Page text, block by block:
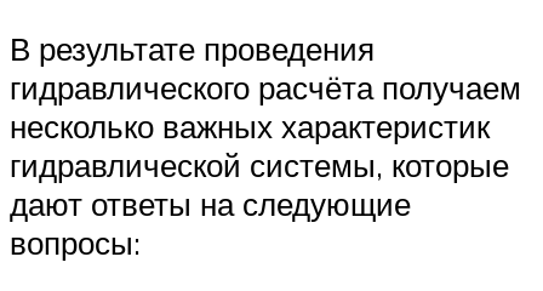
В результате проведения
гидравлического расчёта получаем
несколько важных характеристик
гидравлической системы, которые
дают ответы на следующие
вопросы: